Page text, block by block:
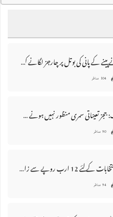
وزیراعلیٰ پنجاب نے پینے کے پانی کی بوتل پر چارجز لگانے کی تجویز مستر دکر دی
104 مناظر
اسلام آباد ہائیکورٹ: ججز تعیناتی سمری منظور نہیں‌ ہونے کے خٌلاف فیصلہ محفوظ
90 مناظر
پنجاب میں‌بلدیاتی انتخابات کے لئے 12 ارب روپے سے زائد مختص کرنے کی منظوری
94 مناظر